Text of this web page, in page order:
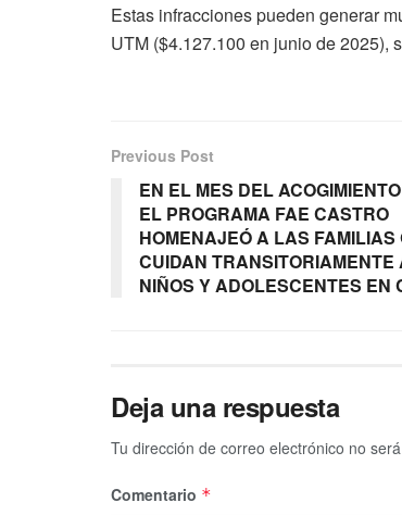
Estas infracciones pueden generar
UTM ($4.127.100 en junio de 2025),
Previous Post
EN EL MES DEL
EL PROGRAMA FAE CASTRO
HOMENAJEÓ A LAS FAMILIAS
CUIDAN TRANSITORIAMENTE
NIÑOS Y ADOLESCENTES EN
Deja una respuesta
Tu dirección de correo electrónico no
Comentario *